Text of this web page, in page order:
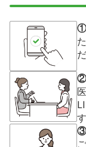
①
②
③